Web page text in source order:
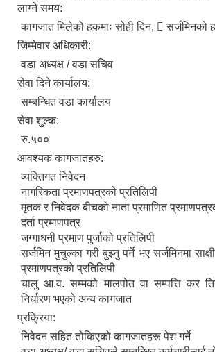
लाग्ने समय:
कागजात मिलेको हकमाः सोही दिन,  सर्जमिनको
जिम्मेवार अधिकारी:
वडा अध्यक्ष / वडा सचिव
सेवा दिने कार्यालय:
सम्बन्धित वडा कार्यालय
सेवा शुल्क:
रु.५००
आवश्यक कागजातहरु:
व्यक्तिगत निवेदन
नागरिकता प्रमाणपत्रको प्रतिलिपी
मृतक र निवेदक बीचको नाता प्रमाणित
दर्ता प्रमाणपत्र
जग्गाधनी प्रमाण पुर्जाको प्रतिलिपी
सर्जमिन मुचुल्का गरी बुझ्नु पर्ने भए सर्जमिनमा
प्रमाणपत्रको प्रतिलिपी
चालु आ.व. सम्मको मालपोत वा सम्पत्ति कर
निर्धारण भएको अन्य कागजात
प्रक्रिया:
निवेदन सहित तोकिएको कागजातहरू पेश गर्ने